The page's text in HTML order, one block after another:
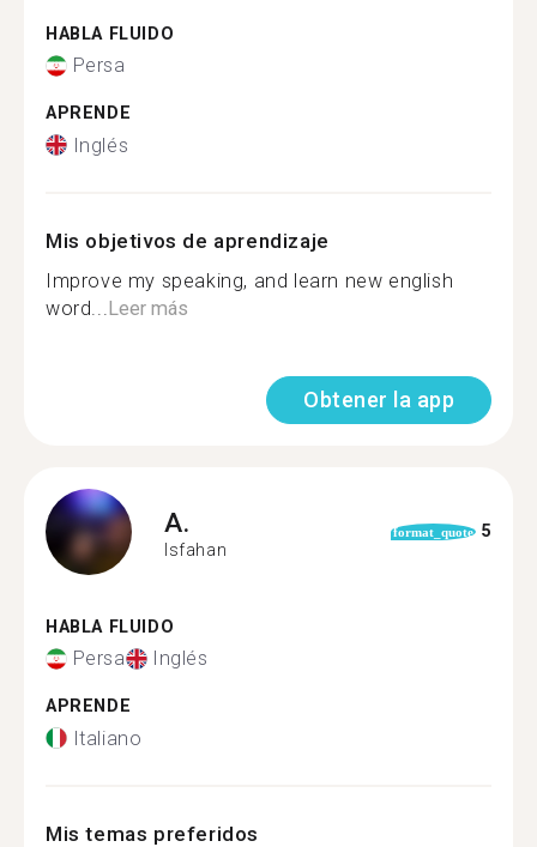
HABLA FLUIDO
Persa
APRENDE
Inglés
Mis objetivos de aprendizaje
Improve my speaking, and learn new english
word... Leer más
Obtener la app
A.
Isfahan
format_quote 5
HABLA FLUIDO
Persa Inglés
APRENDE
Italiano
Mis temas preferidos